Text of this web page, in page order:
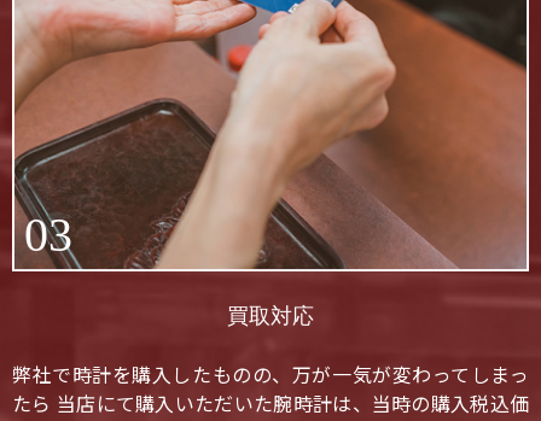
03
買取対応
弊社で時計を購入したものの、万が一気が変わってしまっ
たら 当店にて購入いただいた腕時計は、当時の購入税込価